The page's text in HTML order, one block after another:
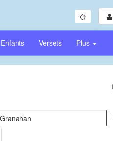
Enfants Versets Plus